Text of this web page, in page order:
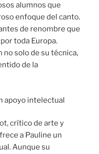
alumnos que
enfoque del canto.
de renombre que
toda Europa.
no solo de su técnica,
de la
apoyo intelectual
crítico de arte y
a Pauline un
Aunque su